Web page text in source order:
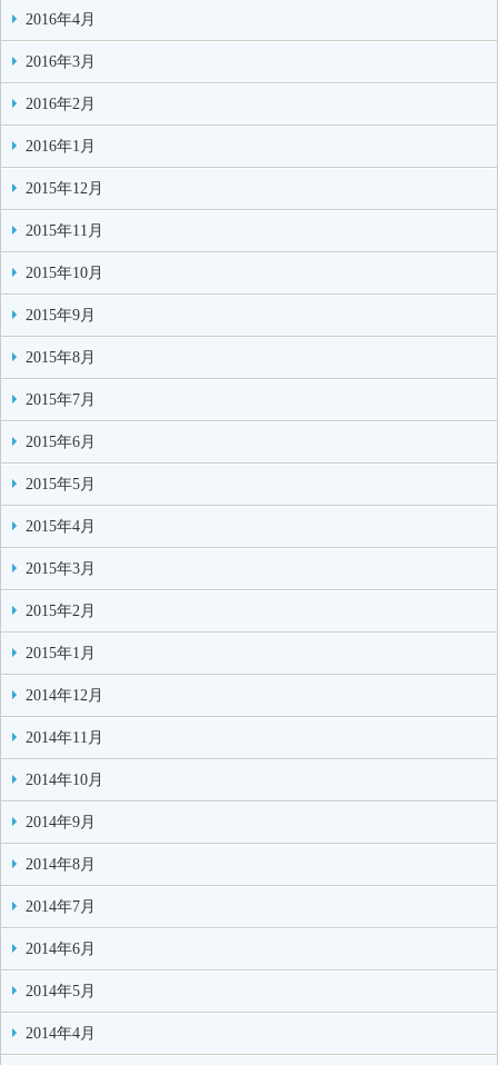
2016年4月
2016年3月
2016年2月
2016年1月
2015年12月
2015年11月
2015年10月
2015年9月
2015年8月
2015年7月
2015年6月
2015年5月
2015年4月
2015年3月
2015年2月
2015年1月
2014年12月
2014年11月
2014年10月
2014年9月
2014年8月
2014年7月
2014年6月
2014年5月
2014年4月